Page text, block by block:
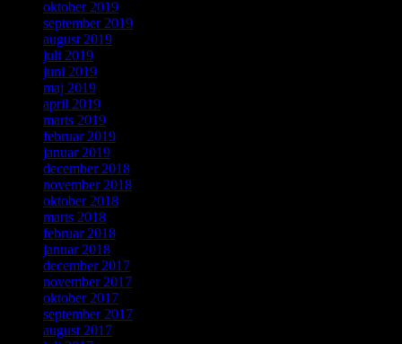
oktober 2019
september 2019
august 2019
juli 2019
juni 2019
maj 2019
april 2019
marts 2019
februar 2019
januar 2019
december 2018
november 2018
oktober 2018
marts 2018
februar 2018
januar 2018
december 2017
november 2017
oktober 2017
september 2017
august 2017